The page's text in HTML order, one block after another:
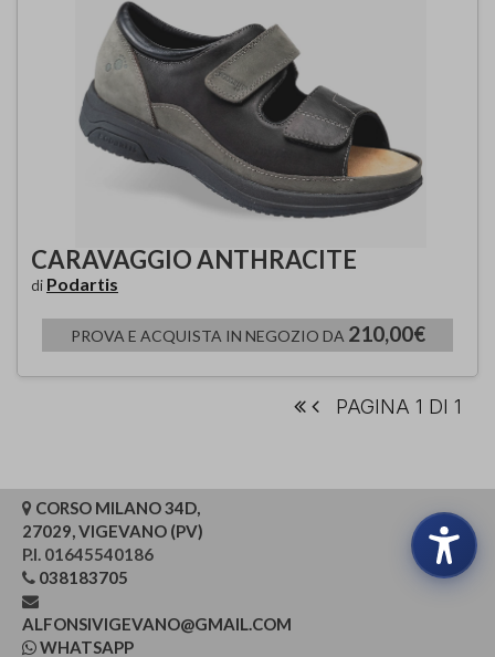
CARAVAGGIO ANTHRACITE
di Podartis
PROVA E ACQUISTA IN NEGOZIO DA 210,00€
PAGINA 1 DI 1
CORSO MILANO 34D,
27029, VIGEVANO (PV)
P.I. 01645540186
038183705
ALFONSIVIGEVANO@GMAIL.COM
WHATSAPP